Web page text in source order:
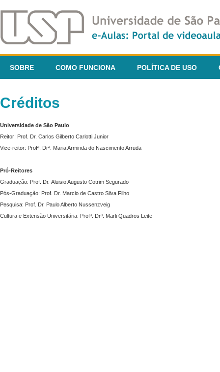
SOBRE COMO FUNCIONA POLÍTICA DE USO
Créditos
Universidade de São Paulo
Reitor: Prof. Dr. Carlos Gilberto Carlotti Junior
Vice-reitor: Profª. Drª. Maria Arminda do Nascimento Arruda
Pró-Reitores
Graduação: Prof. Dr. Aluisio Augusto Cotrim Segurado
Pós-Graduação: Prof. Dr. Marcio de Castro Silva Filho
Pesquisa: Prof. Dr. Paulo Alberto Nussenzveig
Cultura e Extensão Universitária: Profª. Drª. Marli Quadros Leite